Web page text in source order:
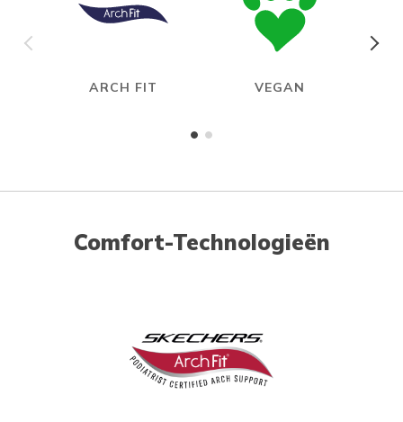
ARCH FIT
VEGAN
Comfort-Technologieën